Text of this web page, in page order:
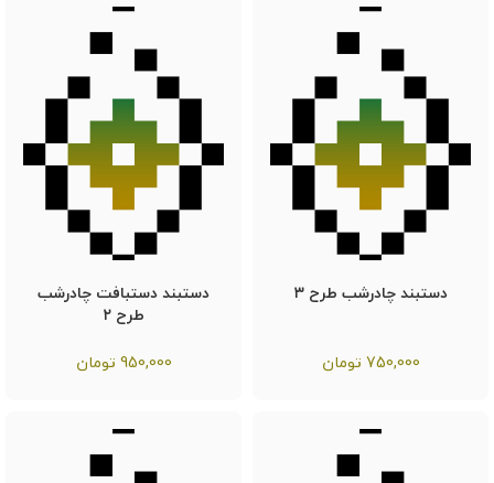
دستبند چادرشب طرح ۳
750,000 تومان
دستبند دستبافت چادرشب
طرح ۲
950,000 تومان